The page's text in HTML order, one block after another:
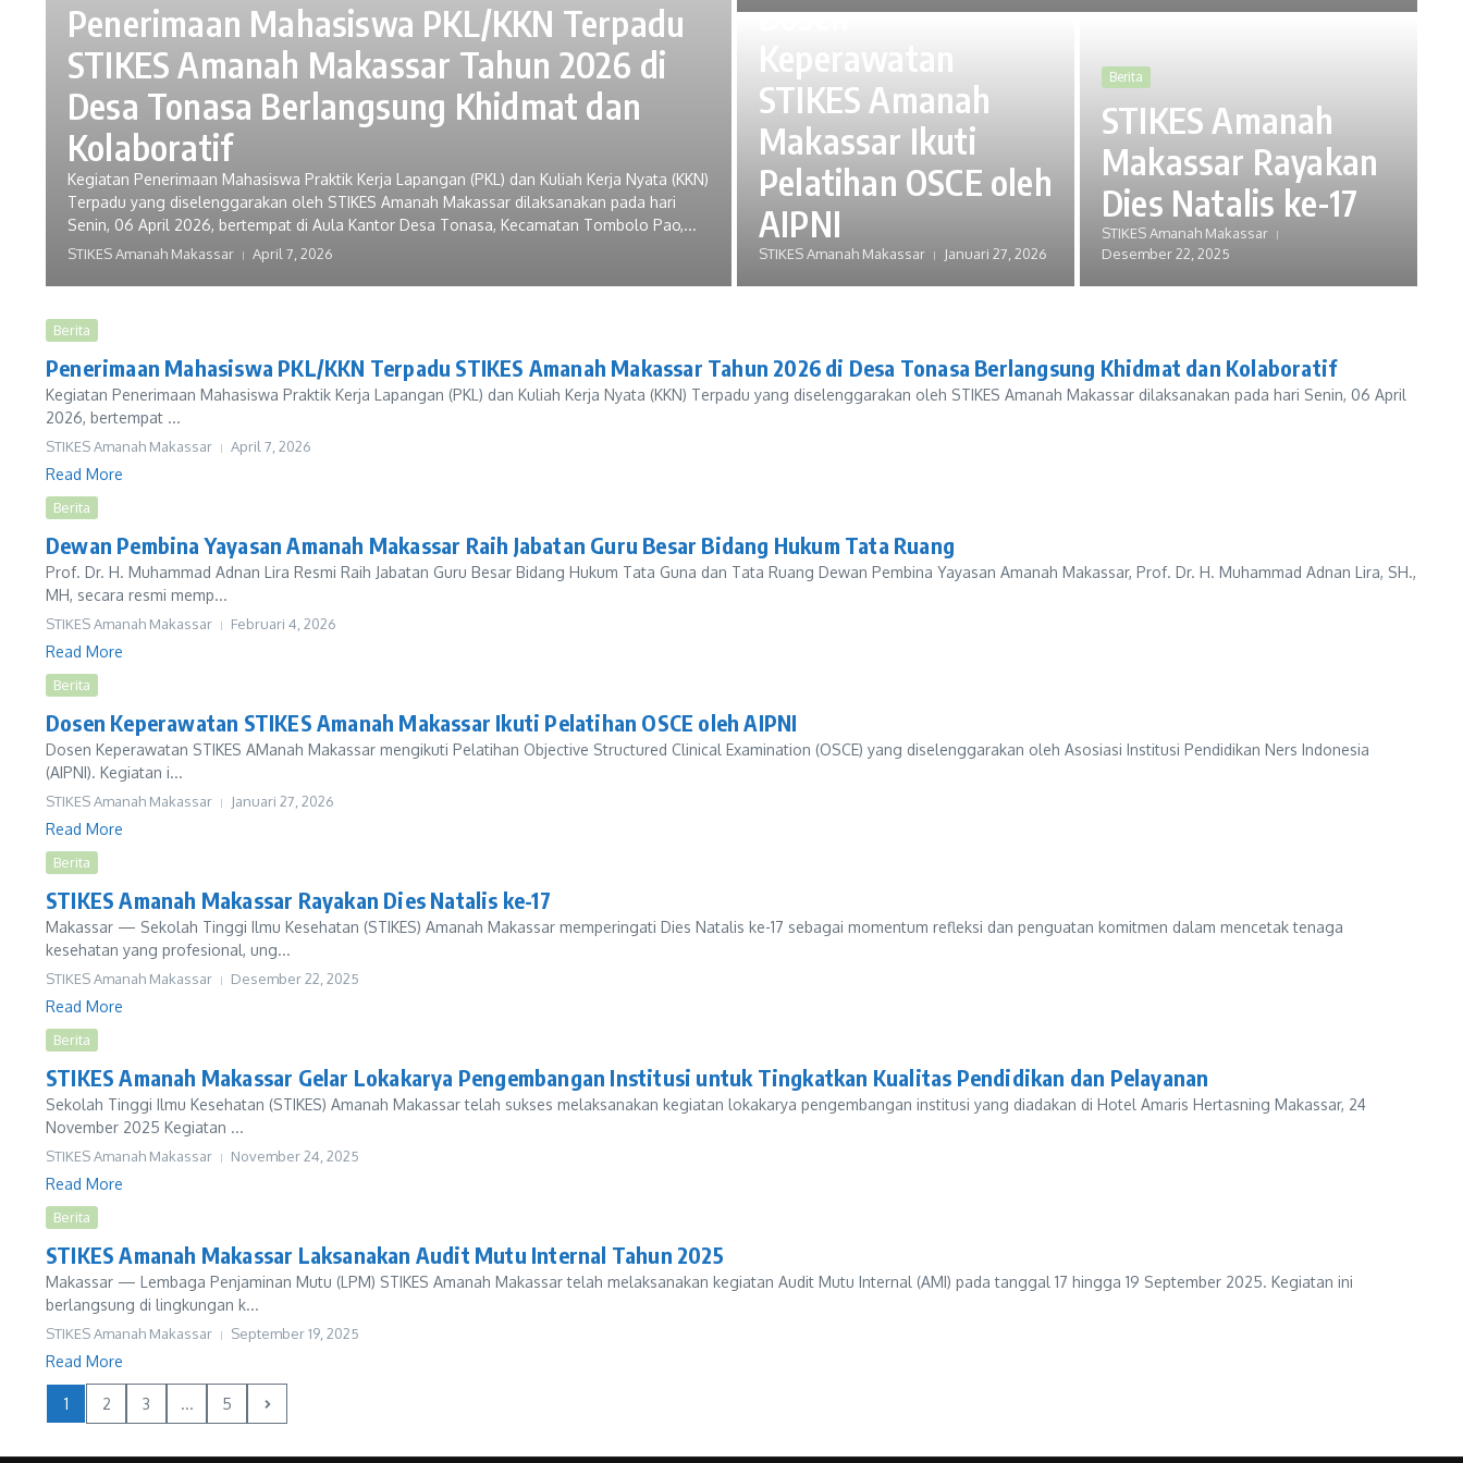
Penerimaan Mahasiswa PKL/KKN Terpadu
STIKES Amanah Makassar Tahun 2026 di
Desa Tonasa Berlangsung Khidmat dan
Kolaboratif
Kegiatan Penerimaan Mahasiswa Praktik Kerja Lapangan (PKL) dan Kuliah Kerja Nyata (KKN)
Terpadu yang diselenggarakan oleh STIKES Amanah Makassar dilaksanakan pada hari
Senin, 06 April 2026, bertempat di Aula Kantor Desa Tonasa, Kecamatan Tombolo Pao,...
STIKES Amanah Makassar April 7, 2026
Dosen
Keperawatan
STIKES Amanah
Makassar Ikuti
Pelatihan OSCE oleh
AIPNI
STIKES Amanah Makassar Januari 27, 2026
Berita
STIKES Amanah
Makassar Rayakan
Dies Natalis ke-17
STIKES Amanah Makassar
Desember 22, 2025
Berita
Penerimaan Mahasiswa PKL/KKN Terpadu STIKES Amanah Makassar Tahun 2026 di Desa Tonasa Berlangsung Khidmat dan Kolaboratif
Kegiatan Penerimaan Mahasiswa Praktik Kerja Lapangan (PKL) dan Kuliah Kerja Nyata (KKN) Terpadu yang diselenggarakan oleh STIKES Amanah Makassar dilaksanakan pada hari Senin, 06 April
2026, bertempat ...
STIKES Amanah Makassar April 7, 2026
Read More
Berita
Dewan Pembina Yayasan Amanah Makassar Raih Jabatan Guru Besar Bidang Hukum Tata Ruang
Prof. Dr. H. Muhammad Adnan Lira Resmi Raih Jabatan Guru Besar Bidang Hukum Tata Guna dan Tata Ruang Dewan Pembina Yayasan Amanah Makassar, Prof. Dr. H. Muhammad Adnan Lira, SH.,
MH, secara resmi memp...
STIKES Amanah Makassar Februari 4, 2026
Read More
Berita
Dosen Keperawatan STIKES Amanah Makassar Ikuti Pelatihan OSCE oleh AIPNI
Dosen Keperawatan STIKES AManah Makassar mengikuti Pelatihan Objective Structured Clinical Examination (OSCE) yang diselenggarakan oleh Asosiasi Institusi Pendidikan Ners Indonesia
(AIPNI). Kegiatan i...
STIKES Amanah Makassar Januari 27, 2026
Read More
Berita
STIKES Amanah Makassar Rayakan Dies Natalis ke-17
Makassar — Sekolah Tinggi Ilmu Kesehatan (STIKES) Amanah Makassar memperingati Dies Natalis ke-17 sebagai momentum refleksi dan penguatan komitmen dalam mencetak tenaga
kesehatan yang profesional, ung...
STIKES Amanah Makassar Desember 22, 2025
Read More
Berita
STIKES Amanah Makassar Gelar Lokakarya Pengembangan Institusi untuk Tingkatkan Kualitas Pendidikan dan Pelayanan
Sekolah Tinggi Ilmu Kesehatan (STIKES) Amanah Makassar telah sukses melaksanakan kegiatan lokakarya pengembangan institusi yang diadakan di Hotel Amaris Hertasning Makassar, 24
November 2025 Kegiatan ...
STIKES Amanah Makassar November 24, 2025
Read More
Berita
STIKES Amanah Makassar Laksanakan Audit Mutu Internal Tahun 2025
Makassar — Lembaga Penjaminan Mutu (LPM) STIKES Amanah Makassar telah melaksanakan kegiatan Audit Mutu Internal (AMI) pada tanggal 17 hingga 19 September 2025. Kegiatan ini
berlangsung di lingkungan k...
STIKES Amanah Makassar September 19, 2025
Read More
1 2 3 ... 5